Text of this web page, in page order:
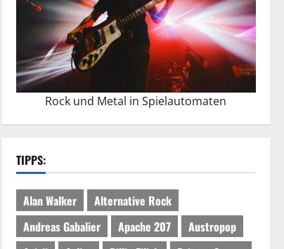
Rock und Metal in Spielautomaten
TIPPS:
Alan Walker
Alternative Rock
Andreas Gabalier
Apache 207
Austropop